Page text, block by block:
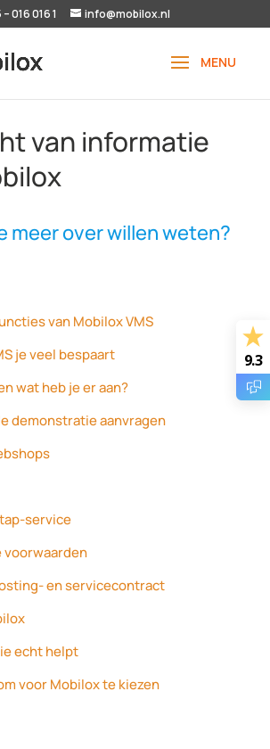
016 016 1 info@mobilox.nl
van informatie
meer over willen weten?
van Mobilox VMS
je veel bespaart
wat heb je er aan?
demonstratie aanvragen
service
voorwaarden
en servicecontract
echt helpt
voor Mobilox te kiezen
9.3